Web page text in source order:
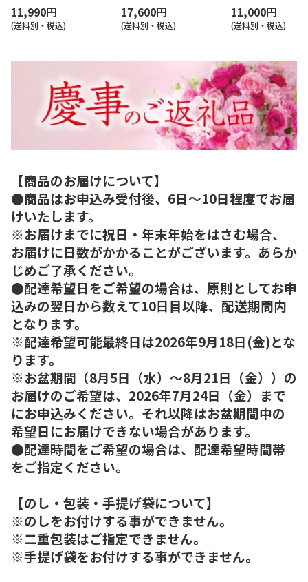
11,990円
(送料別・税込)
17,600円
(送料別・税込)
11,000円
(送料別・税込)
【商品のお届けについて】
●商品はお申込み受付後、6日～10日程度でお届
けいたします。
※お届けまでに祝日・年末年始をはさむ場合、
お届けに日数がかかることがございます。あらか
じめご了承ください。
●配達希望日をご希望の場合は、原則としてお申
込みの翌日から数えて10日目以降、配送期間内
となります。
※配達希望可能最終日は2026年9月18日(金)とな
ります。
※お盆期間（8月5日（水）～8月21日（金））の
お届けのご希望は、2026年7月24日（金）まで
にお申込みください。それ以降はお盆期間中の
希望日にお届けできない場合があります。
●配達時間をご希望の場合は、配達希望時間帯
をご指定ください。
【のし・包装・手提げ袋について】
※のしをお付けする事ができません。
※二重包装はご指定できません。
※手提げ袋をお付けする事ができません。